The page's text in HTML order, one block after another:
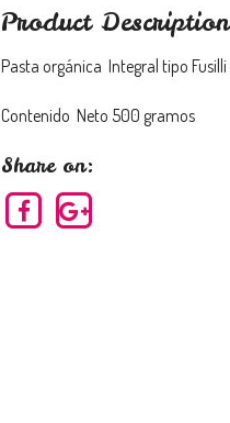
Product Description
Pasta orgánica Integral tipo Fusilli .
Contenido Neto 500 gramos
Share on: